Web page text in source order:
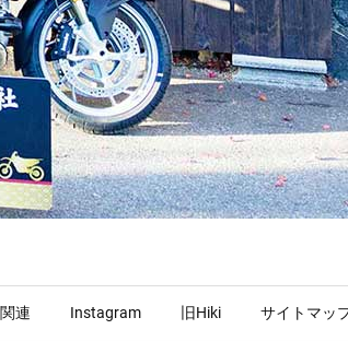
連 Instagram 旧Hiki サイトマッ